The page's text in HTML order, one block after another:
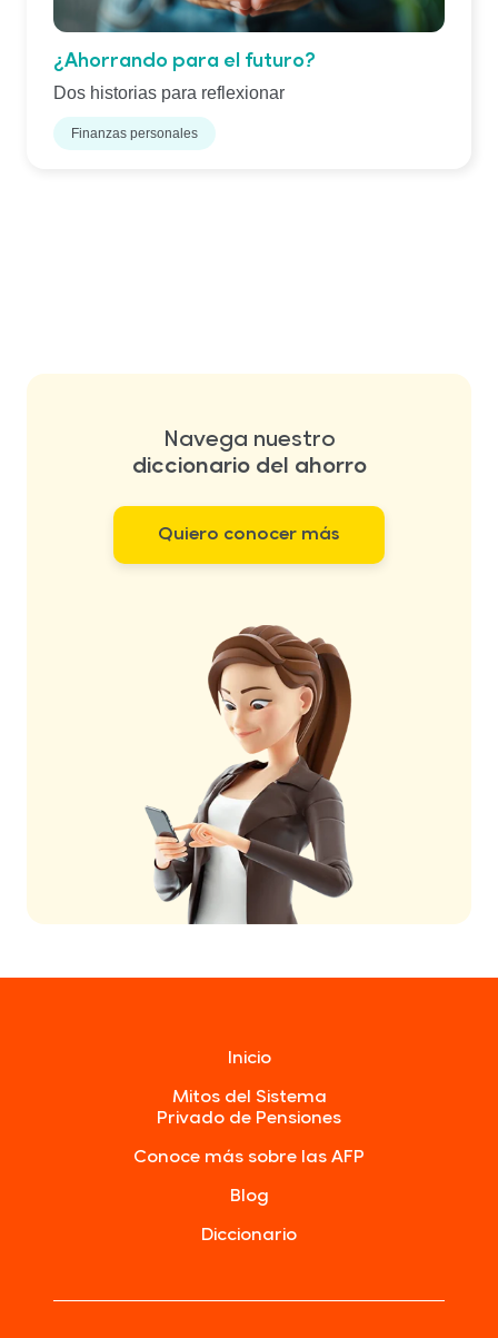
¿Ahorrando para el futuro?
Dos historias para reflexionar
Finanzas personales
Navega nuestro
diccionario del ahorro
Quiero conocer más
Inicio
Mitos del Sistema
Privado de Pensiones
Conoce más sobre las AFP
Blog
Diccionario